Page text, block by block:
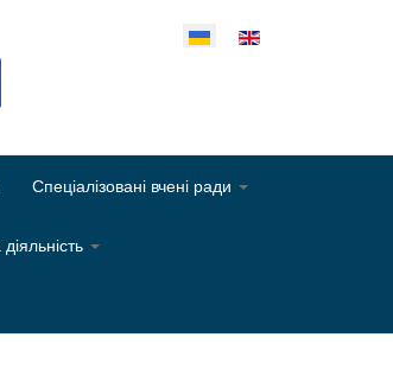
Спеціалізовані вчені ради